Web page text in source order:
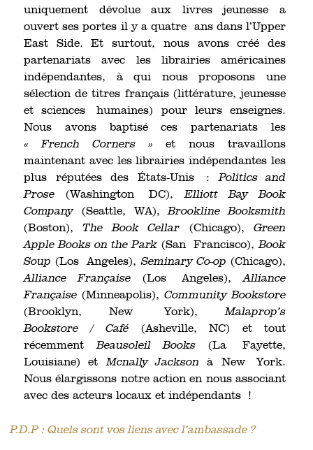
uniquement dévolue aux livres jeunesse a
ouvert ses portes il y a quatre ans dans l’Upper
East Side. Et surtout, nous avons créé des
partenariats avec les librairies américaines
indépendantes, à qui nous proposons une
sélection de titres français (littérature, jeunesse
et sciences humaines) pour leurs enseignes.
Nous avons baptisé ces partenariats les
« French Corners » et nous travaillons
maintenant avec les librairies indépendantes les
plus réputées des États-Unis :Politics and
Prose (Washington DC),Elliott Bay Book
Company(Seattle, WA),Brookline Booksmith
(Boston),The Book Cellar (Chicago),Green
Apple Books on the Park (San Francisco),Book
Soup (Los Angeles),Seminary Co-op (Chicago),
Alliance Française (Los Angeles),Alliance
Française (Minneapolis), Community Bookstore
(Brooklyn, New York),Malaprop’s
Bookstore / Café (Asheville, NC) et tout
récemmentBeausoleil Books (La Fayette,
Louisiane) etMcnally Jackson à New York.
Nous élargissons notre action en nous associant
avec des acteurs locaux et indépendants !
P.D.P : Quels sont vos liens avec l’ambassade ?